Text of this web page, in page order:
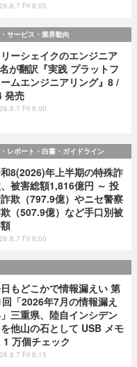
Fri 8:05
サービス・業界動向
ーシェイクのエンジニア
が翻訳『実践 プラットフ
ムエンジニアリング』8 /
発売
Fri 8:00
レポート・白書・ガイドライン
8(2026)年上半期の特殊詐
被害総額1,816億円 ～ 投
欺（797.9億）やニセ警察
（507.9億）など手口別被
Fri 8:00
もどこかで情報漏えい 第
「2026年7月の情報漏え
三重県、陸自インシデン
を他山の石として USB メモ
1 万個チェック
Fri 8:15